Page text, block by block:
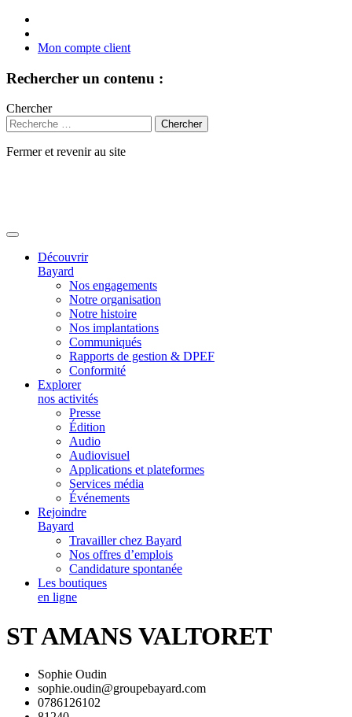
Mon compte client
Rechercher un contenu :
Chercher
Fermer et revenir au site
Découvrir
Bayard
Nos engagements
Notre organisation
Notre histoire
Nos implantations
Communiqués
Rapports de gestion & DPEF
Conformité
Explorer
nos activités
Presse
Édition
Audio
Audiovisuel
Applications et plateformes
Services média
Événements
Rejoindre
Bayard
Travailler chez Bayard
Nos offres d’emplois
Candidature spontanée
Les boutiques
en ligne
ST AMANS VALTORET
Sophie Oudin
sophie.oudin@groupebayard.com
0786126102